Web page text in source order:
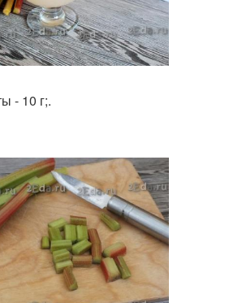
- 10 г;.